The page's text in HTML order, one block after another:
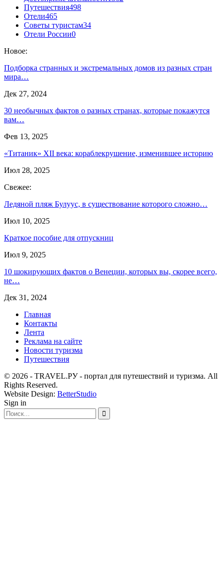
Путешествия498
Отели465
Советы туристам34
Отели России0
Новое:
Подборка странных и экстремальных домов из разных стран
мира…
Дек 27, 2024
30 необычных фактов о разных странах, которые покажутся
вам…
Фев 13, 2025
«Титаник» XII века: кораблекрушение, изменившее историю
Июл 28, 2025
Свежее:
Ледяной пляж Булуус, в существование которого сложно…
Июл 10, 2025
Краткое пособие для отпускниц
Июл 9, 2025
10 шокирующих фактов о Венеции, которых вы, скорее всего,
не…
Дек 31, 2024
Главная
Контакты
Лента
Реклама на сайте
Новости туризма
Путешествия
© 2026 - TRAVEL.РУ - портал для путешествий и туризма. All
Rights Reserved.
Website Design: BetterStudio
Sign in